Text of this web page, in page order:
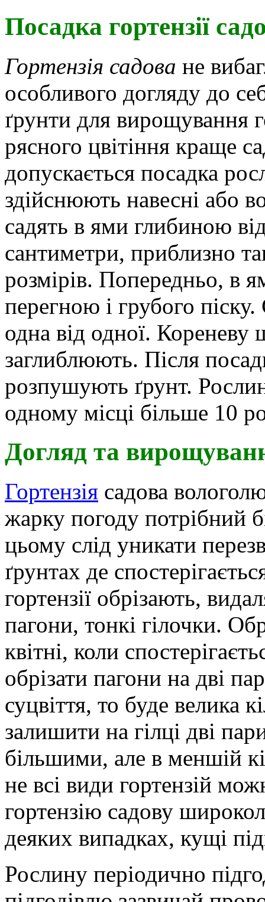
Посадка гортензії
Гортензія садова не
особливого догляду до
ґрунти для вирощування
рясного цвітіння краще
допускається посадка
здійснюють навесні або
садять в ями глибиною
сантиметри, приблизно
розмірів. Попередньо, в
перегною і грубого
одна від одної.
заглиблюють. Після
розпушують ґрунт.
одному місці більше 10
Догляд та
Гортензія садова
жарку погоду потрібний
цьому слід уникати
ґрунтах де
гортензії обрізають,
пагони, тонкі гілочки.
квітні, коли
обрізати пагони на дві
суцвіття, то буде велика
залишити на гілці дві
більшими, але в меншій
не всі види гортензій
гортензію садову
деяких випадках, кущі
Рослину періодично